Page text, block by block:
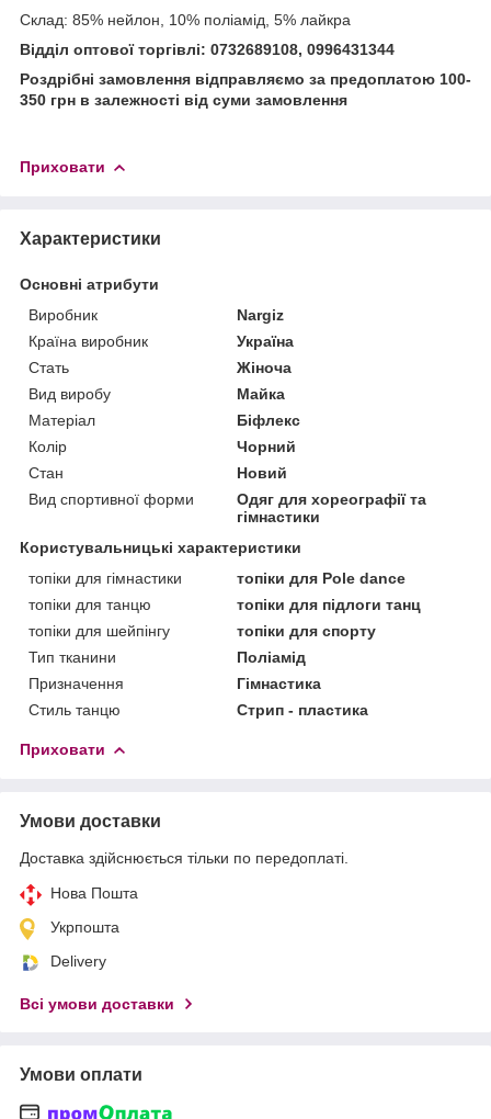
Склад: 85% нейлон, 10% поліамід, 5% лайкра
Відділ оптової торгівлі: 0732689108, 0996431344
Роздрібні замовлення відправляємо за предоплатою 100-
350 грн в залежності від суми замовлення
Приховати
Характеристики
Основні атрибути
Виробник
Nargiz
Країна виробник
Україна
Стать
Жіноча
Вид виробу
Майка
Матеріал
Біфлекс
Колір
Чорний
Стан
Новий
Вид спортивної форми
Одяг для хореографії та
гімнастики
Користувальницькі характеристики
топіки для гімнастики
топіки для Pole dance
топіки для танцю
топіки для підлоги танц
топіки для шейпінгу
топіки для спорту
Тип тканини
Поліамід
Призначення
Гімнастика
Стиль танцю
Стрип - пластика
Приховати
Умови доставки
Доставка здійснюється тільки по передоплаті.
Нова Пошта
Укрпошта
Delivery
Всі умови доставки
Умови оплати